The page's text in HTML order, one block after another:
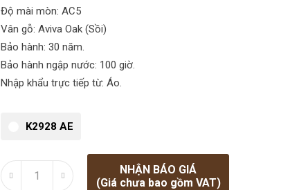
Độ mài mòn: AC5
Vân gỗ: Aviva Oak (Sồi)
Bảo hành: 30 năm.
Bảo hành ngập nước: 100 giờ.
Nhập khẩu trực tiếp từ: Áo.
K2928 AE
NHẬN BÁO GIÁ
(Giá chưa bao gồm VAT)